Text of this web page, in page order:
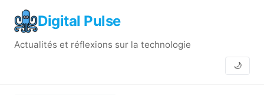
Digital Pulse
Actualités et réflexions sur la technologie
🌙